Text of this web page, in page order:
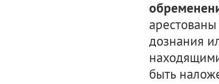
дознания
быть